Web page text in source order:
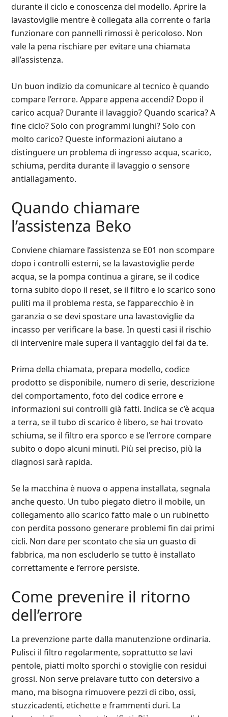
durante il ciclo e conoscenza del modello. Aprire la
lavastoviglie mentre è collegata alla corrente o farla
funzionare con pannelli rimossi è pericoloso. Non
vale la pena rischiare per evitare una chiamata
all’assistenza.
Un buon indizio da comunicare al tecnico è quando
compare l’errore. Appare appena accendi? Dopo il
carico acqua? Durante il lavaggio? Quando scarica? A
fine ciclo? Solo con programmi lunghi? Solo con
molto carico? Queste informazioni aiutano a
distinguere un problema di ingresso acqua, scarico,
schiuma, perdita durante il lavaggio o sensore
antiallagamento.
Quando chiamare
l’assistenza Beko
Conviene chiamare l’assistenza se E01 non scompare
dopo i controlli esterni, se la lavastoviglie perde
acqua, se la pompa continua a girare, se il codice
torna subito dopo il reset, se il filtro e lo scarico sono
puliti ma il problema resta, se l’apparecchio è in
garanzia o se devi spostare una lavastoviglie da
incasso per verificare la base. In questi casi il rischio
di intervenire male supera il vantaggio del fai da te.
Prima della chiamata, prepara modello, codice
prodotto se disponibile, numero di serie, descrizione
del comportamento, foto del codice errore e
informazioni sui controlli già fatti. Indica se c’è acqua
a terra, se il tubo di scarico è libero, se hai trovato
schiuma, se il filtro era sporco e se l’errore compare
subito o dopo alcuni minuti. Più sei preciso, più la
diagnosi sarà rapida.
Se la macchina è nuova o appena installata, segnala
anche questo. Un tubo piegato dietro il mobile, un
collegamento allo scarico fatto male o un rubinetto
con perdita possono generare problemi fin dai primi
cicli. Non dare per scontato che sia un guasto di
fabbrica, ma non escluderlo se tutto è installato
correttamente e l’errore persiste.
Come prevenire il ritorno
dell’errore
La prevenzione parte dalla manutenzione ordinaria.
Pulisci il filtro regolarmente, soprattutto se lavi
pentole, piatti molto sporchi o stoviglie con residui
grossi. Non serve prelavare tutto con detersivo a
mano, ma bisogna rimuovere pezzi di cibo, ossi,
stuzzicadenti, etichette e frammenti duri. La